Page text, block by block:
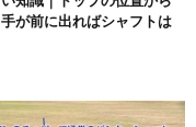
が前に出ればシャフトは